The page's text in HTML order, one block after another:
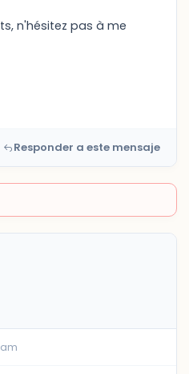
n'hésitez pas à me
Responder a este mensaje